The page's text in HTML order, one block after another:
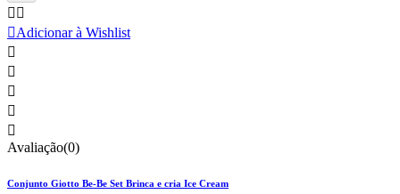
 
Adicionar à Wishlist





Avaliação(0)
Conjunto Giotto Be-Be Set Brinca e cria Ice Cream